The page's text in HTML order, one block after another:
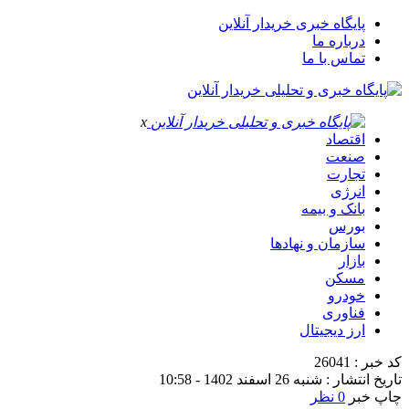
پایگاه خبری خریدار آنلاین
درباره ما
تماس با ما
x
اقتصاد
صنعت
تجارت
انرژی
بانک و بیمه
بورس
سازمان و نهادها
بازار
مسکن
خودرو
فناوری
ارز دیجیتال
کد خبر : 26041
تاریخ انتشار : شنبه 26 اسفند 1402 - 10:58
چاپ خبر 0 نظر